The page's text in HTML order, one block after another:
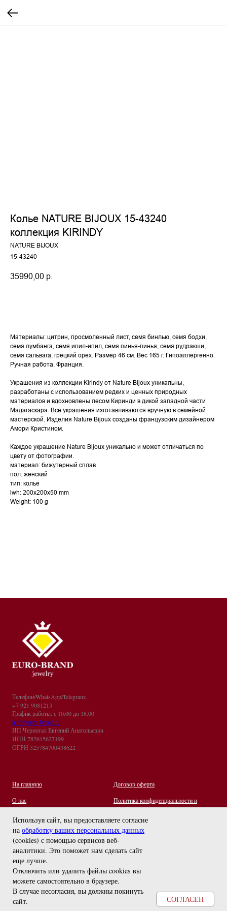
Колье NATURE BIJOUX 15-43240
коллекция KIRINDY
NATURE BIJOUX
15-43240
35990,00 р.
Материалы: цитрин, просмоленный лист, семя бинлью, семя бодхи,
семя лумбанга, семя ипил-ипил, семя пинья-пинья, семя рудракши,
семя сальвага, грецкий орех. Размер 46 см. Вес 165 г. Гипоаллергенно.
Ручная работа. Франция.
Украшения из коллекции Kirindy от Nature Bijoux уникальны,
разработаны с использованием редких и ценных природных
материалов и вдохновлены лесом Киринди в дикой западной части
Мадагаскара. Все украшения изготавливаются вручную в семейной
мастерской. Изделия Nature Bijoux созданы французским дизайнером
Амори Кристином.
Каждое украшение Nature Bijoux уникально и может отличаться по
цвету от фотографии.
материал: бижутерный сплав
пол: женский
тип: колье
lwh: 200x200x50 mm
Weight: 100 g
задайте вопрос
Используя сайт, вы предоставляете согласие
на обработку ваших персональных данных
(cookies) с помощью сервисов веб-
аналитики. Это поможет нам сделать сайт
еще лучше.
Отключить или удалить файлы cookies вы
можете самостоятельно в браузере.
В случае несогласия, вы должны покинуть
сайт.
СОГЛАСЕН
Телефон/WhatsApp/Telegram:
+7 921 9081213
График работы: с 10:00 до 18:00
info@euro-brand.ru
ИП Черногал Евгений Анатольевич
ИНН 782615627199
ОГРН 325784700438622
На главную
О нас
Контакты
Отзывы
Договор оферта
Политика конфиденциальности и
обработки персональных данных
Оплата и Доставка